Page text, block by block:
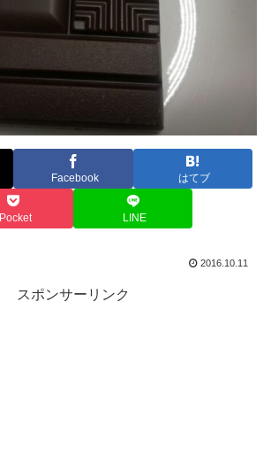
Facebook はてブ
Pocket LINE
2016.10.11
スポンサーリンク